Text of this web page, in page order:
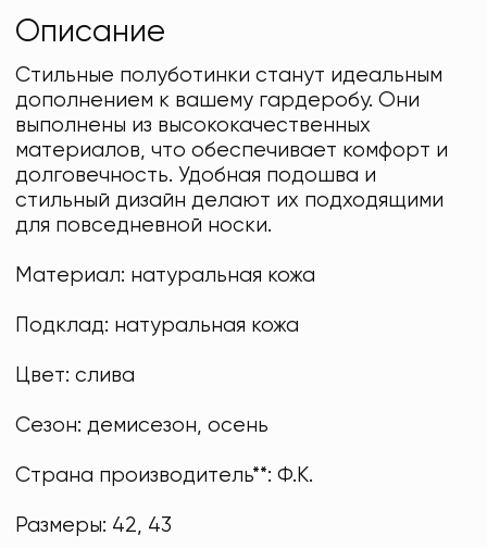
Описание
Стильные полуботинки станут идеальным
дополнением к вашему гардеробу. Они
выполнены из высококачественных
материалов, что обеспечивает комфорт и
долговечность. Удобная подошва и
стильный дизайн делают их подходящими
для повседневной носки.
Материал: натуральная кожа
Подклад: натуральная кожа
Цвет: слива
Сезон: демисезон, осень
Страна производитель**: Ф.К.
Размеры: 42, 43